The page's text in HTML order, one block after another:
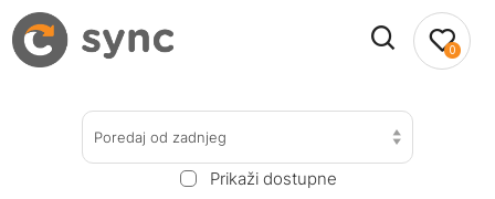
0
Poredaj od zadnjeg
Prikaži dostupne